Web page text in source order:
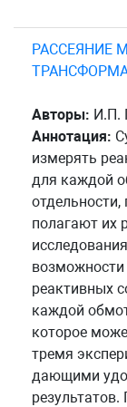
РАССЕЯНИЕ
Авторы: И.П.
Аннотация:
измерять
для каждой
полагают их
возможности
реактивных
каждой
которое
тремя
дающими